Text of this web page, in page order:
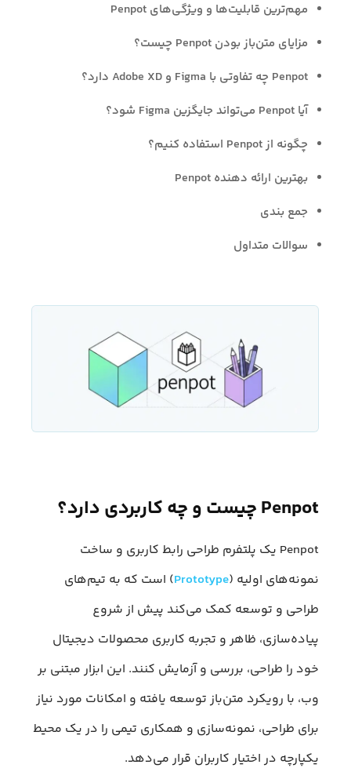
مهم‌ترین قابلیت‌ها و ویژگی‌های Penpot
مزایای متن‌باز بودن Penpot چیست؟
Penpot چه تفاوتی با Figma و Adobe XD دارد؟
آیا Penpot می‌تواند جایگزین Figma شود؟
چگونه از Penpot استفاده کنیم؟
بهترین ارائه دهنده Penpot
جمع بندی
سوالات متداول
Penpot چیست و چه کاربردی دارد؟
Penpot یک پلتفرم طراحی رابط کاربری و ساخت
نمونه‌های اولیه (Prototype) است که به تیم‌های
طراحی و توسعه کمک می‌کند پیش از شروع
پیاده‌سازی، ظاهر و تجربه کاربری محصولات دیجیتال
خود را طراحی، بررسی و آزمایش کنند. این ابزار مبتنی بر
وب، با رویکرد متن‌باز توسعه یافته و امکانات مورد نیاز
برای طراحی، نمونه‌سازی و همکاری تیمی را در یک محیط
یکپارچه در اختیار کاربران قرار می‌دهد.